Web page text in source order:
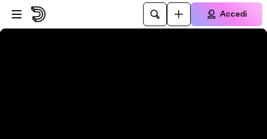
Vai al lettore
Passa al contenuto principale
Accedi